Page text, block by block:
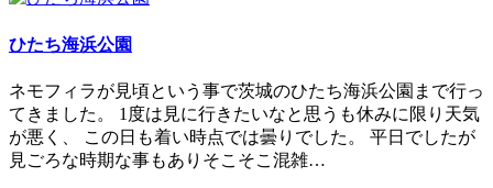
ひたち海浜公園
ネモフィラが見頃という事で茨城のひたち海浜公園まで行っ
てきました。 1度は見に行きたいなと思うも休みに限り天気
が悪く、 この日も着い時点では曇りでした。 平日でしたが
見ごろな時期な事もありそこそこ混雑…